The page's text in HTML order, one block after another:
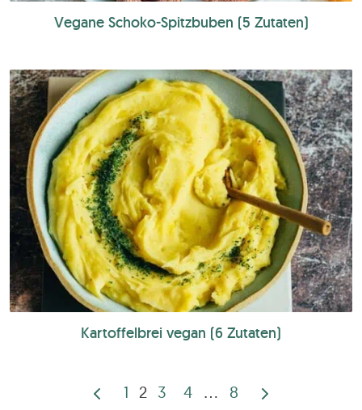
Vegane Schoko-Spitzbuben (5 Zutaten)
Kartoffelbrei vegan (6 Zutaten)
1 2 3 4 … 8